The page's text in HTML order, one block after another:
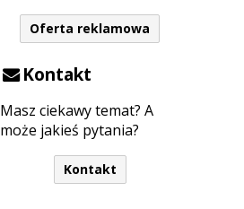
Oferta reklamowa
Kontakt
Masz ciekawy temat? A
może jakieś pytania?
Kontakt